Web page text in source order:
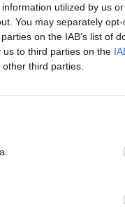
utilized by us
You may separately
on the IAB’s list of
to third parties on the
third parties.
In